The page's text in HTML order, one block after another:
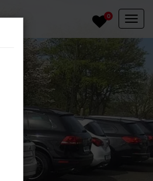
0